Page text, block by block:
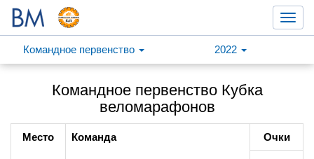
Командное первенство
2022
Командное первенство Кубка
веломарафонов
Место Команда Очки